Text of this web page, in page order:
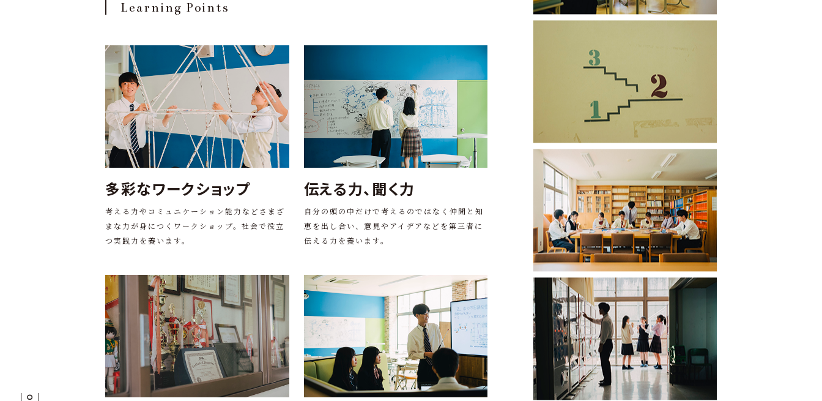
Learning Points
多彩なワークショップ
考える力やコミュニケーション能力などさまざ
まな力が身につくワークショップ。社会で役立
つ実践力を養います。
伝える力、聞く力
自分の頭の中だけで考えるのではなく仲間と知
恵を出し合い、意見やアイデアなどを第三者に
伝える力を養います。